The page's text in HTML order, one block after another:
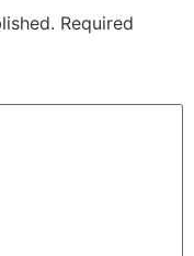
Required